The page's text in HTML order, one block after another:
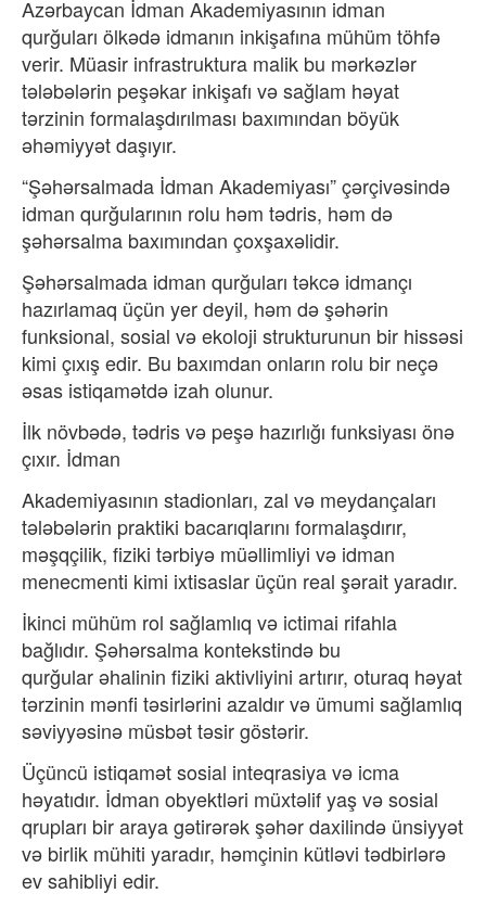
Azərbaycan İdman Akademiyasının idman
qurğuları ölkədə idmanın inkişafına mühüm töhfə
verir. Müasir infrastruktura malik bu mərkəzlər
tələbələrin peşəkar inkişafı və sağlam həyat
tərzinin formalaşdırılması baxımından böyük
əhəmiyyət daşıyır.
“Şəhərsalmada İdman Akademiyası” çərçivəsində
idman qurğularının rolu həm tədris, həm də
şəhərsalma baxımından çoxşaxəlidir.
Şəhərsalmada idman qurğuları təkcə idmançı
hazırlamaq üçün yer deyil, həm də şəhərin
funksional, sosial və ekoloji strukturunun bir hissəsi
kimi çıxış edir. Bu baxımdan onların rolu bir neçə
əsas istiqamətdə izah olunur.
İlk növbədə, tədris və peşə hazırlığı funksiyası önə
çıxır. İdman
Akademiyasının stadionları, zal və meydançaları
tələbələrin praktiki bacarıqlarını formalaşdırır,
məşqçilik, fiziki tərbiyə müəllimliyi və idman
menecmenti kimi ixtisaslar üçün real şərait yaradır.
İkinci mühüm rol sağlamlıq və ictimai rifahla
bağlıdır. Şəhərsalma kontekstində bu
qurğularəhalinin fiziki aktivliyini artırır, oturaq həyat
tərzinin mənfi təsirlərini azaldır və ümumi sağlamlıq
səviyyəsinə müsbət təsir göstərir.
Üçüncü istiqamət sosial inteqrasiya və icma
həyatıdır. İdman obyektləri müxtəlif yaş və sosial
qrupları bir araya gətirərək şəhər daxilində ünsiyyət
və birlik mühiti yaradır, həmçinin kütləvi tədbirlərə
ev sahibliyi edir.